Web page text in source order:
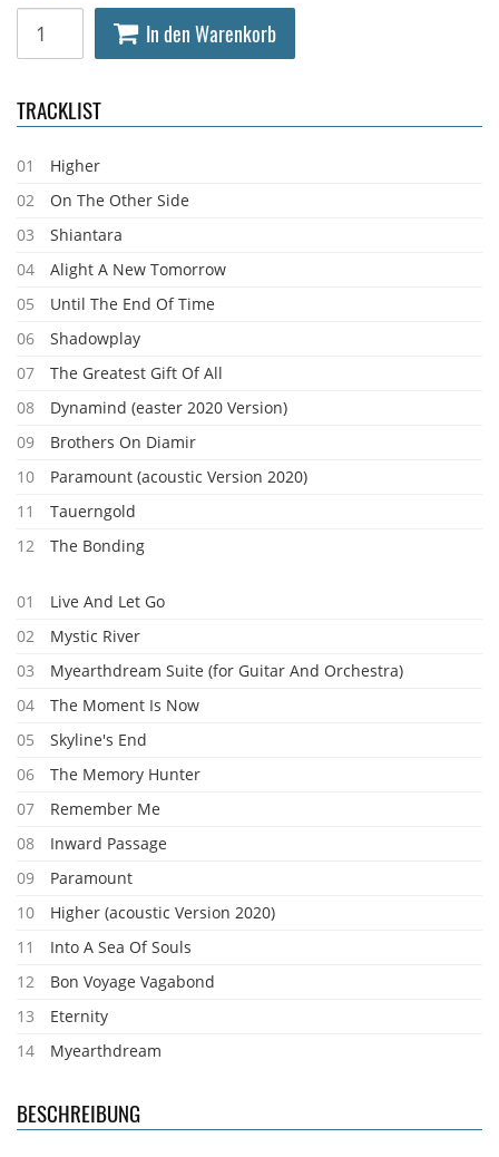
In den Warenkorb
TRACKLIST
01
Higher
02
On The Other Side
03
Shiantara
04
Alight A New Tomorrow
05
Until The End Of Time
06
Shadowplay
07
The Greatest Gift Of All
08
Dynamind (easter 2020 Version)
09
Brothers On Diamir
10
Paramount (acoustic Version 2020)
11
Tauerngold
12
The Bonding
01
Live And Let Go
02
Mystic River
03
Myearthdream Suite (for Guitar And Orchestra)
04
The Moment Is Now
05
Skyline's End
06
The Memory Hunter
07
Remember Me
08
Inward Passage
09
Paramount
10
Higher (acoustic Version 2020)
11
Into A Sea Of Souls
12
Bon Voyage Vagabond
13
Eternity
14
Myearthdream
BESCHREIBUNG